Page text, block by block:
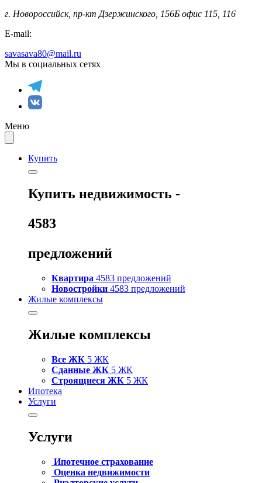
г. Новороссийск, пр-кт Дзержинского, 156Б офис 115, 116
E-mail:
savasava80@mail.ru
Мы в социальных сетях
Меню
Купить
Купить недвижимость -
4583
предложений
Квартира 4583 предложений
Новостройки 4583 предложений
Жилые комплексы
Жилые комплексы
Все ЖК 5 ЖК
Сданные ЖК 5 ЖК
Строящиеся ЖК 5 ЖК
Ипотека
Услуги
Услуги
Ипотечное страхование
Оценка недвижимости